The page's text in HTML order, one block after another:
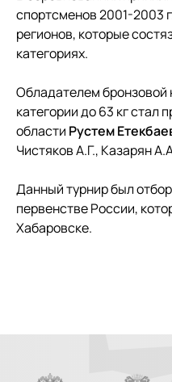
спортсменов 2001-2003
регионов, которые
категориях.
Обладателем бронзовой
категории до 63 кг стал
области Рустем
Чистяков А.Г., Казарян
Данный турнир был
первенстве России,
Хабаровске.